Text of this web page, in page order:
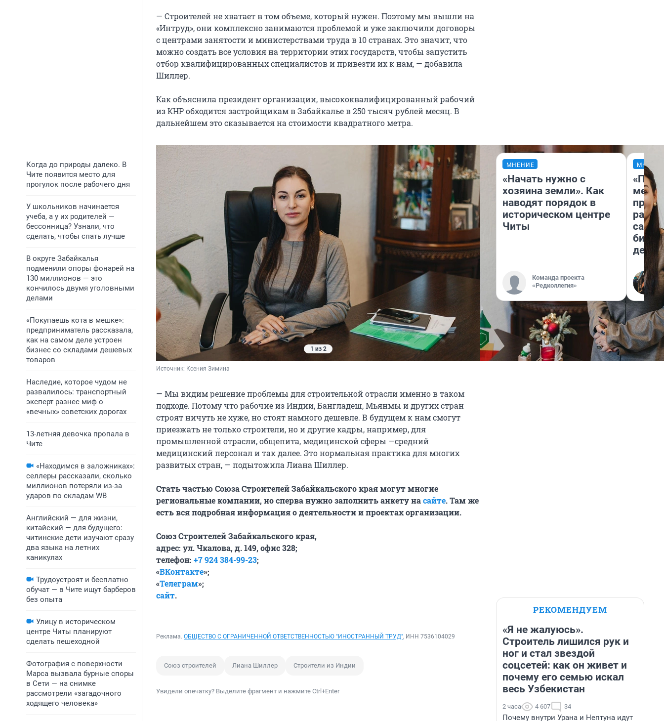
Когда до природы далеко. В
Чите появится место для
прогулок после рабочего дня
У школьников начинается
учеба, а у их родителей —
бессонница? Узнали, что
сделать, чтобы спать лучше
В округе Забайкалья
подменили опоры фонарей на
130 миллионов — это
кончилось двумя уголовными
делами
«Покупаешь кота в мешке»:
предприниматель рассказала,
как на самом деле устроен
бизнес со складами дешевых
товаров
Наследие, которое чудом не
развалилось: транспортный
эксперт разнес миф о
«вечных» советских дорогах
13-летняя девочка пропала в
Чите
«Находимся в заложниках»:
селлеры рассказали, сколько
миллионов потеряли из-за
ударов по складам WB
Английский — для жизни,
китайский — для будущего:
читинские дети изучают сразу
два языка на летних
каникулах
Трудоустроят и бесплатно
обучат — в Чите ищут барберов
без опыта
Улицу в историческом
центре Читы планируют
сделать пешеходной
Фотография с поверхности
Марса вызвала бурные споры
в Сети — на снимке
рассмотрели «загадочного
ходящего человека»
— Строителей не хватает в том объеме, который нужен. Поэтому мы вышли на
«Интруд», они комплексно занимаются проблемой и уже заключили договоры
с центрами занятости и министерствами труда в 10 странах. Это значит, что
можно создать все условия на территории этих государств, чтобы запустить
отбор квалифицированных специалистов и привезти их к нам, — добавила
Шиллер.
Как объяснила президент организации, высококвалифицированный рабочий
из КНР обходится застройщикам в Забайкалье в 250 тысяч рублей месяц. В
дальнейшем это сказывается на стоимости квадратного метра.
1 из 2
Источник: Ксения Зимина
— Мы видим решение проблемы для строительной отрасли именно в таком
подходе. Потому что рабочие из Индии, Бангладеш, Мьянмы и других стран
строят ничуть не хуже, но стоят намного дешевле. В будущем к нам смогут
приезжать не только строители, но и другие кадры, например, для
промышленной отрасли, общепита, медицинской сферы —средний
медицинский персонал и так далее. Это нормальная практика для многих
развитых стран, — подытожила Лиана Шиллер.
Стать частью Союза Строителей Забайкальского края могут многие
региональные компании, но сперва нужно заполнить анкету насайте. Там же
есть вся подробная информация о деятельности и проектах организации.
Союз Строителей Забайкальского края,
адрес: ул. Чкалова, д. 149, офис 328;
телефон: +7 924 384-99-23;
«ВКонтакте»;
«Телеграм»;
сайт.
Реклама. ОБЩЕСТВО С ОГРАНИЧЕННОЙ ОТВЕТСТВЕННОСТЬЮ "ИНОСТРАННЫЙ ТРУД", ИНН 7536104029
Союз строителей Лиана Шиллер Строители из Индии
Увидели опечатку? Выделите фрагмент и нажмите Ctrl+Enter
МНЕНИЕ
«Начать нужно с
хозяина земли». Как
наводят порядок в
историческом центре
Читы
Команда проекта
«Редколлегия»
РЕКОМЕНДУЕМ
«Я не жалуюсь».
Строитель лишился рук и
ног и стал звездой
соцсетей: как он живет и
почему его семью искал
весь Узбекистан
2 часа 4 607 34
Почему внутри Урана и Нептуна идут